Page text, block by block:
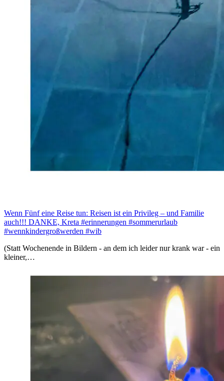
Wenn Fünf eine Reise tun: Reisen ist ein Privileg – und Familie
auch!!! DANKE, Kreta #erinnerungen #sommerurlaub
#wennkindergroßwerden #wib
(Statt Wochenende in Bildern - an dem ich leider nur krank war - ein
kleiner,…